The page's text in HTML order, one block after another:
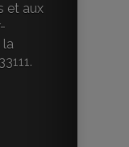
et aux
la